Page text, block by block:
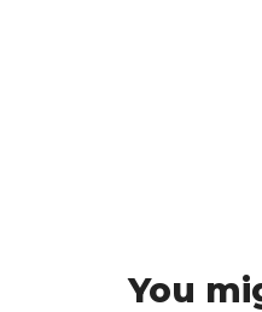
You